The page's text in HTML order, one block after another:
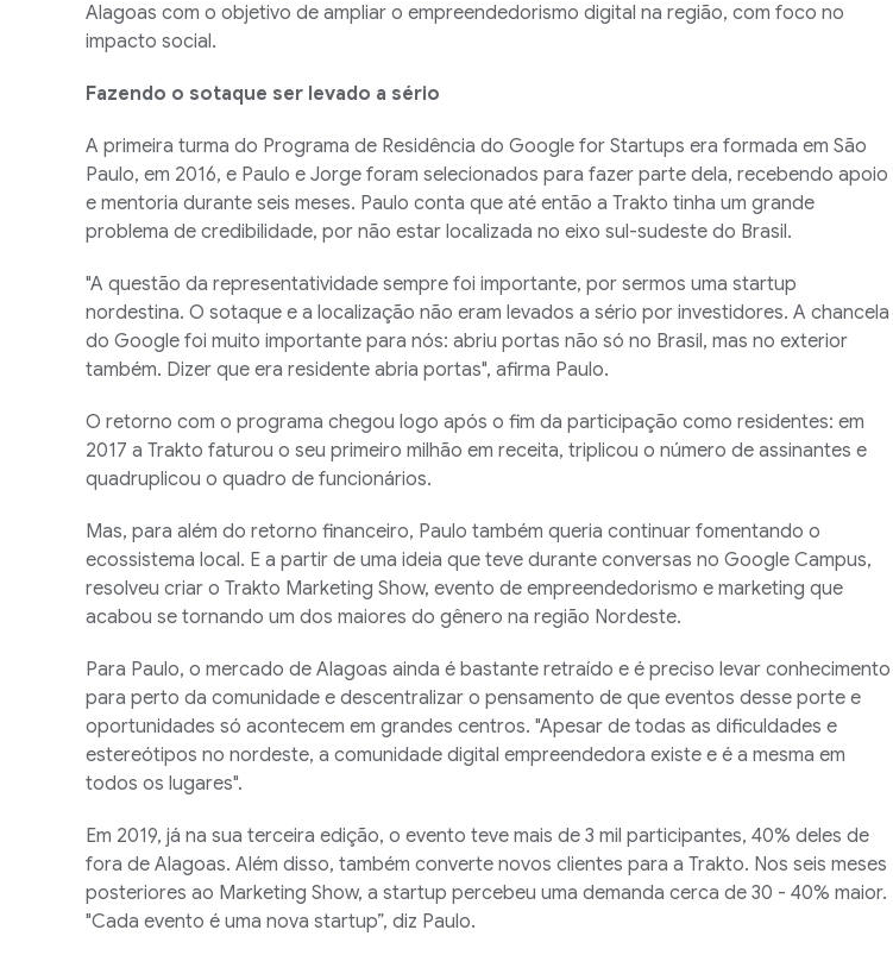
Alagoas com o objetivo de ampliar o empreendedorismo digital na região, com foco no
impacto social.
Fazendo o sotaque ser levado a sério
A primeira turma do Programa de Residência do Google for Startups era formada em São
Paulo, em 2016, e Paulo e Jorge foram selecionados para fazer parte dela, recebendo apoio
e mentoria durante seis meses. Paulo conta que até então a Trakto tinha um grande
problema de credibilidade, por não estar localizada no eixo sul-sudeste do Brasil.
"A questão da representatividade sempre foi importante, por sermos uma startup
nordestina. O sotaque e a localização não eram levados a sério por investidores. A chancela
do Google foi muito importante para nós: abriu portas não só no Brasil, mas no exterior
também. Dizer que era residente abria portas", afirma Paulo.
O retorno com o programa chegou logo após o fim da participação como residentes: em
2017 a Trakto faturou o seu primeiro milhão em receita, triplicou o número de assinantes e
quadruplicou o quadro de funcionários.
Mas, para além do retorno financeiro, Paulo também queria continuar fomentando o
ecossistema local. E a partir de uma ideia que teve durante conversas no Google Campus,
resolveu criar o Trakto Marketing Show, evento de empreendedorismo e marketing que
acabou se tornando um dos maiores do gênero na região Nordeste.
Para Paulo, o mercado de Alagoas ainda é bastante retraído e é preciso levar conhecimento
para perto da comunidade e descentralizar o pensamento de que eventos desse porte e
oportunidades só acontecem em grandes centros. "Apesar de todas as dificuldades e
estereótipos no nordeste, a comunidade digital empreendedora existe e é a mesma em
todos os lugares".
Em 2019, já na sua terceira edição, o evento teve mais de 3 mil participantes, 40% deles de
fora de Alagoas. Além disso, também converte novos clientes para a Trakto. Nos seis meses
posteriores ao Marketing Show, a startup percebeu uma demanda cerca de 30 - 40% maior.
"Cada evento é uma nova startup”, diz Paulo.